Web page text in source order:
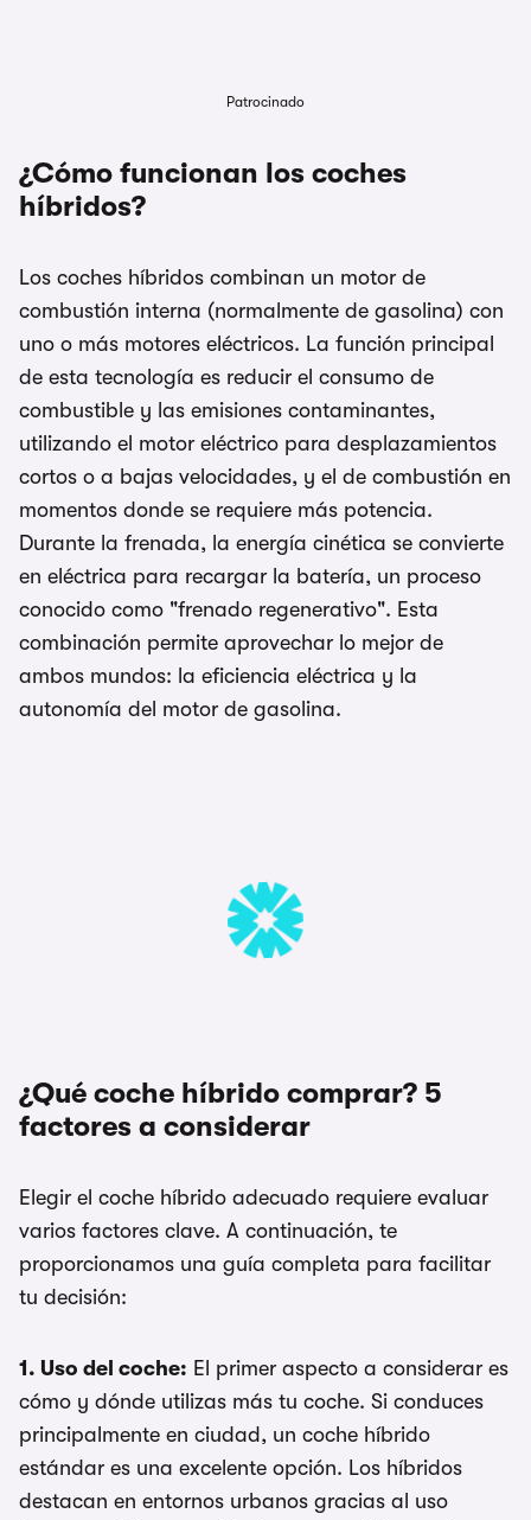
Patrocinado
¿Cómo funcionan los coches
híbridos?
Los coches híbridos combinan un motor de
combustión interna (normalmente de gasolina) con
uno o más motores eléctricos. La función principal
de esta tecnología es reducir el consumo de
combustible y las emisiones contaminantes,
utilizando el motor eléctrico para desplazamientos
cortos o a bajas velocidades, y el de combustión en
momentos donde se requiere más potencia.
Durante la frenada, la energía cinética se convierte
en eléctrica para recargar la batería, un proceso
conocido como "frenado regenerativo". Esta
combinación permite aprovechar lo mejor de
ambos mundos: la eficiencia eléctrica y la
autonomía del motor de gasolina.
¿Qué coche híbrido comprar? 5
factores a considerar
Elegir el coche híbrido adecuado requiere evaluar
varios factores clave. A continuación, te
proporcionamos una guía completa para facilitar
tu decisión:
1. Uso del coche: El primer aspecto a considerar es
cómo y dónde utilizas más tu coche. Si conduces
principalmente en ciudad, un coche híbrido
estándar es una excelente opción. Los híbridos
destacan en entornos urbanos gracias al uso